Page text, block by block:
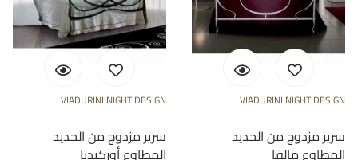
VIADURINI NIGHT DESIGN
سرير مزدوج من الحديد
المطاوع أوركيديا
VIADURINI NIGHT DESIGN
سرير مزدوج من الحديد
المطاوع مالفا